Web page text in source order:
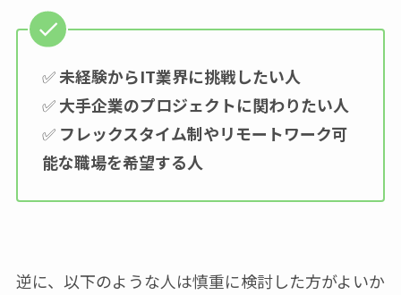
✅未経験からIT業界に挑戦したい人
✅大手企業のプロジェクトに関わりたい人
✅ フレックスタイム制やリモートワーク可
能な職場を希望する人
逆に、以下のような人は慎重に検討した方がよいか